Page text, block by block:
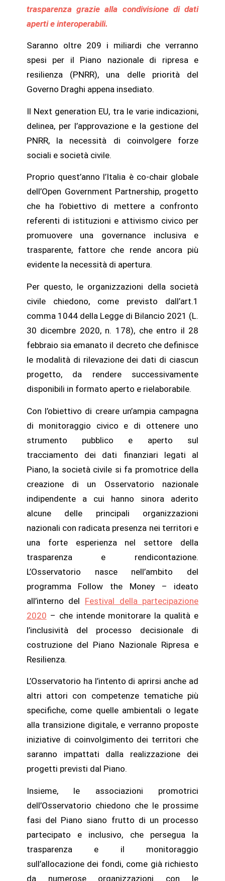
trasparenza grazie alla condivisione di dati
aperti e interoperabili.
Saranno oltre 209 i miliardi che verranno
spesi per il Piano nazionale di ripresa e
resilienza (PNRR), una delle priorità del
Governo Draghi appena insediato.
Il Next generation EU, tra le varie indicazioni,
delinea, per l’approvazione e la gestione del
PNRR, la necessità di coinvolgere forze
sociali e società civile.
Proprio quest’anno l’Italia è co-chair globale
dell’Open Government Partnership, progetto
che ha l’obiettivo di mettere a confronto
referenti di istituzioni e attivismo civico per
promuovere una governance inclusiva e
trasparente, fattore che rende ancora più
evidente la necessità di apertura.
Per questo, le organizzazioni della società
civile chiedono, come previsto dall’art.1
comma 1044 della Legge di Bilancio 2021 (L.
30 dicembre 2020, n. 178), che entro il 28
febbraio sia emanato il decreto che definisce
le modalità di rilevazione dei dati di ciascun
progetto, da rendere successivamente
disponibili in formato aperto e rielaborabile.
Con l’obiettivo di creare un’ampia campagna
di monitoraggio civico e di ottenere uno
strumento pubblico e aperto sul
tracciamento dei dati finanziari legati al
Piano, la società civile si fa promotrice della
creazione di un Osservatorio nazionale
indipendente a cui hanno sinora aderito
alcune delle principali organizzazioni
nazionali con radicata presenza nei territori e
una forte esperienza nel settore della
trasparenza e rendicontazione.
L’Osservatorio nasce nell’ambito del
programma Follow the Money – ideato
all’interno del Festival della partecipazione
2020 – che intende monitorare la qualità e
l’inclusività del processo decisionale di
costruzione del Piano Nazionale Ripresa e
Resilienza.
L’Osservatorio ha l’intento di aprirsi anche ad
altri attori con competenze tematiche più
specifiche, come quelle ambientali o legate
alla transizione digitale, e verranno proposte
iniziative di coinvolgimento dei territori che
saranno impattati dalla realizzazione dei
progetti previsti dal Piano.
Insieme, le associazioni promotrici
dell’Osservatorio chiedono che le prossime
fasi del Piano siano frutto di un processo
partecipato e inclusivo, che persegua la
trasparenza e il monitoraggio
sull’allocazione dei fondi, come già richiesto
da numerose organizzazioni con le